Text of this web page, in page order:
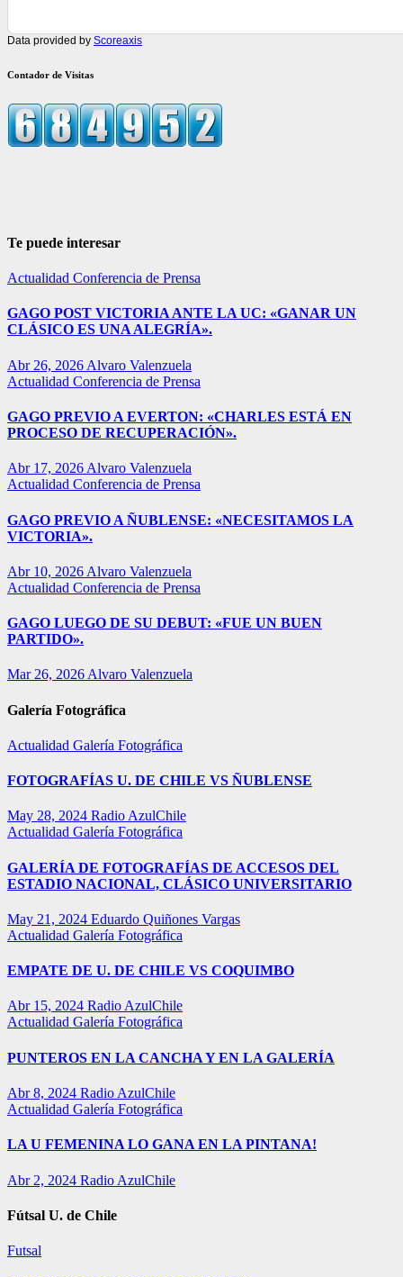
Data provided by Scoreaxis
Contador de Visitas
Te puede interesar
Actualidad Conferencia de Prensa
GAGO POST VICTORIA ANTE LA UC: «GANAR UN
CLÁSICO ES UNA ALEGRÍA».
Abr 26, 2026 Alvaro Valenzuela
Actualidad Conferencia de Prensa
GAGO PREVIO A EVERTON: «CHARLES ESTÁ EN
PROCESO DE RECUPERACIÓN».
Abr 17, 2026 Alvaro Valenzuela
Actualidad Conferencia de Prensa
GAGO PREVIO A ÑUBLENSE: «NECESITAMOS LA
VICTORIA».
Abr 10, 2026 Alvaro Valenzuela
Actualidad Conferencia de Prensa
GAGO LUEGO DE SU DEBUT: «FUE UN BUEN
PARTIDO».
Mar 26, 2026 Alvaro Valenzuela
Galería Fotográfica
Actualidad Galería Fotográfica
FOTOGRAFÍAS U. DE CHILE VS ÑUBLENSE
May 28, 2024 Radio AzulChile
Actualidad Galería Fotográfica
GALERÍA DE FOTOGRAFÍAS DE ACCESOS DEL
ESTADIO NACIONAL, CLÁSICO UNIVERSITARIO
May 21, 2024 Eduardo Quiñones Vargas
Actualidad Galería Fotográfica
EMPATE DE U. DE CHILE VS COQUIMBO
Abr 15, 2024 Radio AzulChile
Actualidad Galería Fotográfica
PUNTEROS EN LA CANCHA Y EN LA GALERÍA
Abr 8, 2024 Radio AzulChile
Actualidad Galería Fotográfica
LA U FEMENINA LO GANA EN LA PINTANA!
Abr 2, 2024 Radio AzulChile
Fútsal U. de Chile
Futsal